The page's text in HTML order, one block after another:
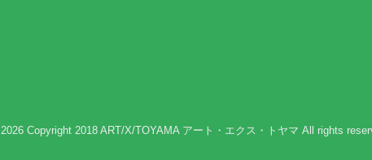
2026 Copyright 2018 ART/X/TOYAMA アート・エクス・トヤマ All rights